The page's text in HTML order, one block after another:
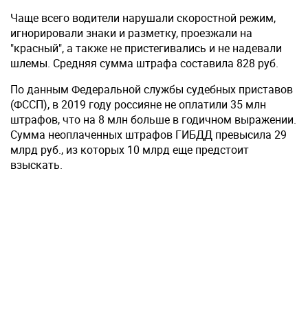
Чаще всего водители нарушали скоростной режим,
игнорировали знаки и разметку, проезжали на
"красный", а также не пристегивались и не надевали
шлемы. Средняя сумма штрафа составила 828 руб.
По данным Федеральной службы судебных приставов
(ФССП), в 2019 году россияне не оплатили 35 млн
штрафов, что на 8 млн больше в годичном выражении.
Сумма неоплаченных штрафов ГИБДД превысила 29
млрд руб., из которых 10 млрд еще предстоит
взыскать.